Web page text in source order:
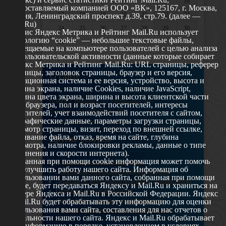
17
18 19 20 21 22
23
24
25 26 27 28 29
30
31
О сайте
629802 г. Ноябрьск, ул. Республики, 49
Телефон: +7 (3496) 35-37-49
E-mail: udsm@noyabrsk.yanao.ru
Другие ресурсы
Администрация города Ноябрьска
Департамент образования города Ноябрьска
Департамент молодежной политики и туризма ЯНАО
Окружной молодежный центр
Федеральное агенство по делам молодежи
Туристско-информационный центр Ноябрьска
предоставляемый компанией ООО «ВК», 125167, г. Москва,
Россия, Ленинградский проспект д.39, стр.79. (далее —
Mail.Ru)
Сервис Яндекс Метрика и Рейтинг Mail.Ru использует
технологию “cookie” — небольшие текстовые файлы,
размещаемые на компьютере пользователей с целью анализа
их пользовательской активности (данные которые собирает
Яндекс Метрика и Рейтинг Mail.Ru: URL страницы, реферер
страницы, заголовок страницы, браузер и его версия,
операционная система и ее версия, устройство, высота и
ширина экрана, наличие Cookies, наличие JavaScript,
глубина цвета экрана, ширина и высота клиентской части
окна браузера, пол и возраст посетителей, интересы
посетителей, учет взаимодействий посетителя с сайтом,
географические данные, параметры загрузки страницы,
просмотр страницы, визит, переход по внешней ссылке,
cкачивание файла, отказ, время на сайте, глубина
просмотра, наличие блокировки рекламы, данные о типе
соединения и скорости интернета).
Собранная при помощи cookie информация может помочь
нам улучшить работу нашего сайта. Информация об
использовании вами данного сайта, собранная при помощи
cookie, будет передаваться Яндексу и Mail.Ru и храниться на
сервере Яндекса и Mail.Ru в Российской Федерации. Яндекс
и Mail.Ru будет обрабатывать эту информацию для оценки
использования вами сайта, составления для нас отчетов о
деятельности нашего сайта. Яндекс и Mail.Ru обрабатывает